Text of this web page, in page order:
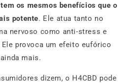
os mesmos benefícios que o
potente. Ele atua tanto no
nervoso como anti-stress e
provoca um efeito eufórico
mais.
dizem, o H4CBD pode